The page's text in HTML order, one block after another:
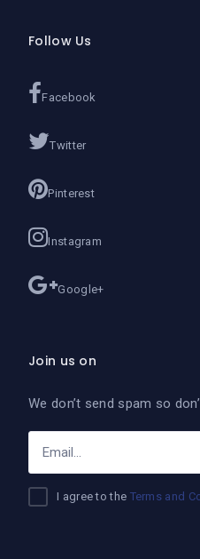
Follow Us
Facebook
Twitter
Pinterest
Instagram
Google+
Join us on
We don’t send spam so
I agree to the Terms and